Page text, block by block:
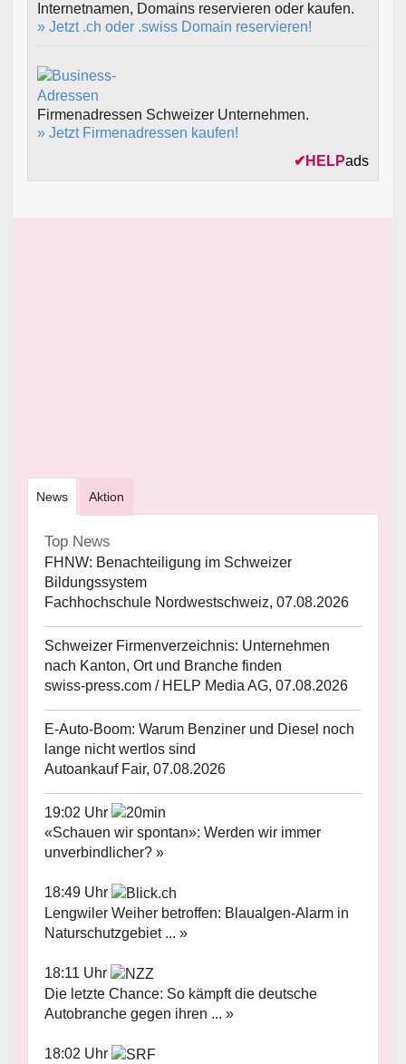
Internetnamen, Domains reservieren oder kaufen.
» Jetzt .ch oder .swiss Domain reservieren!
Firmenadressen Schweizer Unternehmen.
» Jetzt Firmenadressen kaufen!
✔ HELPads
News Aktion
Top News
FHNW: Benachteiligung im Schweizer
Bildungssystem
Fachhochschule Nordwestschweiz, 07.08.2026
Schweizer Firmenverzeichnis: Unternehmen
nach Kanton, Ort und Branche finden
swiss-press.com / HELP Media AG, 07.08.2026
E-Auto-Boom: Warum Benziner und Diesel noch
lange nicht wertlos sind
Autoankauf Fair, 07.08.2026
19:02 Uhr
«Schauen wir spontan»: Werden wir immer
unverbindlicher? »
18:49 Uhr
Lengwiler Weiher betroffen: Blaualgen-Alarm in
Naturschutzgebiet ... »
18:11 Uhr
Die letzte Chance: So kämpft die deutsche
Autobranche gegen ihren ... »
18:02 Uhr